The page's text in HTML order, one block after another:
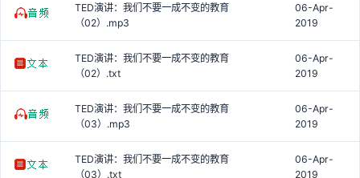
TED演讲：我们不要一成不变的教育
（02）.mp3
06-Apr-
2019
TED演讲：我们不要一成不变的教育
（02）.txt
06-Apr-
2019
TED演讲：我们不要一成不变的教育
（03）.mp3
06-Apr-
2019
TED演讲：我们不要一成不变的教育
（03）.txt
06-Apr-
2019